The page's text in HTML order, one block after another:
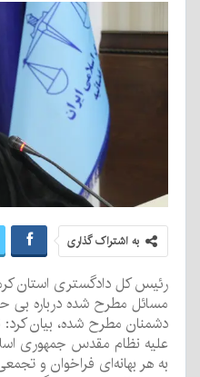
به اشتراک گذاری
رئیس کل دادگستری استان
مسائل مطرح شده درباره بی
دشمنان مطرح شده، بیان
علیه نظام مقدس جمهوری
به هر بهانه‌ای فراخوان و